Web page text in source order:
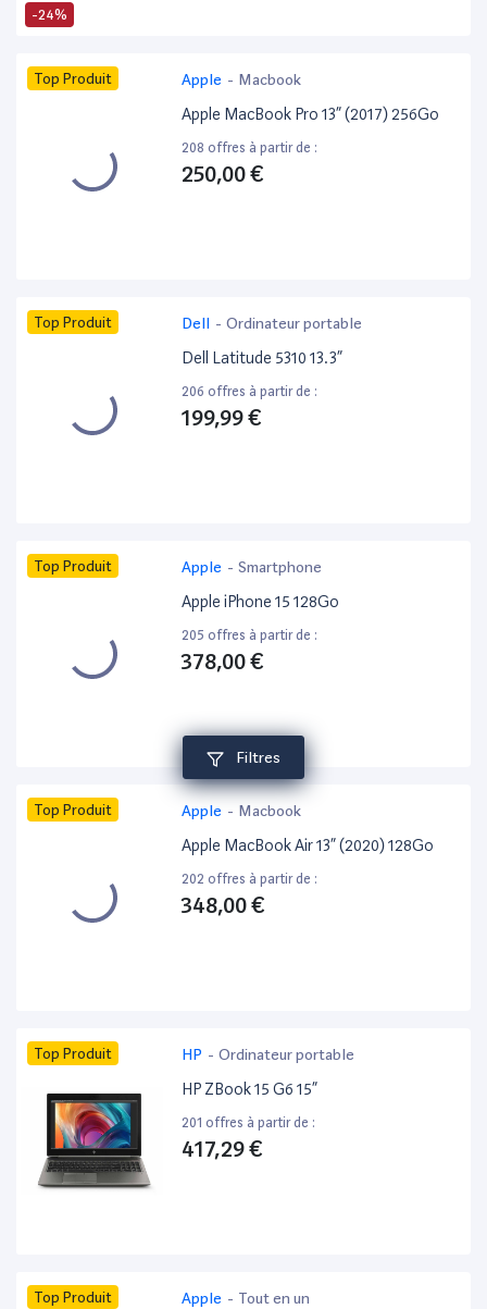
Filtres
-24%
Top Produit Apple - Macbook
Apple MacBook Pro 13” (2017) 256Go
208 offres à partir de :
250,00 €
Top Produit Dell - Ordinateur portable
Dell Latitude 5310 13.3”
206 offres à partir de :
199,99 €
Top Produit Apple - Smartphone
Apple iPhone 15 128Go
205 offres à partir de :
378,00 €
Top Produit Apple - Macbook
Apple MacBook Air 13” (2020) 128Go
202 offres à partir de :
348,00 €
Top Produit HP - Ordinateur portable
HP ZBook 15 G6 15”
201 offres à partir de :
417,29 €
Top Produit Apple - Tout en un